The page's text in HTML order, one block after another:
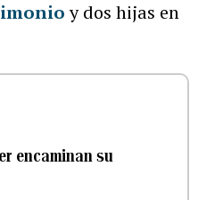
y dos hijas en
encaminan su